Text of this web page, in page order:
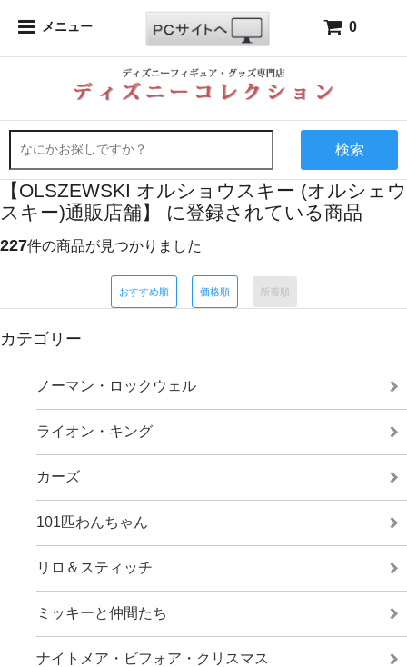
メニュー 0
検索
【OLSZEWSKI オルショウスキー (オルシェウ
スキー)通販店舗】 に登録されている商品
227件の商品が見つかりました
おすすめ順 価格順 新着順
カテゴリー
ノーマン・ロックウェル
ライオン・キング
カーズ
101匹わんちゃん
リロ＆スティッチ
ミッキーと仲間たち
ナイトメア・ビフォア・クリスマス